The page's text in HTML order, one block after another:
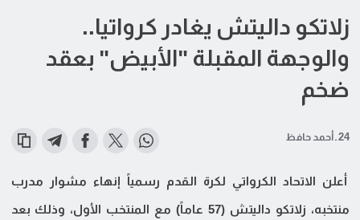
زلاتكو داليتش يغادر كرواتيا..
والوجهة المقبلة "الأبيض" بعقد
ضخم
24 ـ أحمد حافظ
أعلن الاتحاد الكرواتي لكرة القدم رسمياً إنهاء مشوار مدرب
منتخبه، زلاتكو داليتش (57 عاماً) مع المنتخب الأول، وذلك بعد